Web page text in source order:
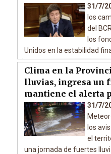
31/7/
los
del
los
Unidos en la estabilidad
Clima en la
lluvias, ingresa un
mantiene el alerta
31/7/
los
el
una jornada de fuertes